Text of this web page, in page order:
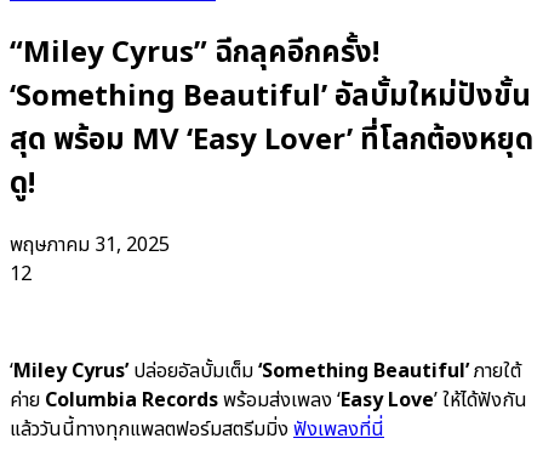
“Miley Cyrus” ฉีกลุคอีกครั้ง!
‘Something Beautiful’ อัลบั้มใหม่ปังขั้น
สุด พร้อม MV ‘Easy Lover’ ที่โลกต้องหยุด
ดู!
พฤษภาคม 31, 2025
12
‘Miley Cyrus’ปล่อยอัลบั้มเต็ม‘Something Beautiful’ภายใต้
ค่าย Columbia Recordsพร้อมส่งเพลง ‘Easy Love’ ให้ได้ฟังกัน
แล้ววันนี้ทางทุกแพลตฟอร์มสตรีมมิ่งฟังเพลงที่นี่